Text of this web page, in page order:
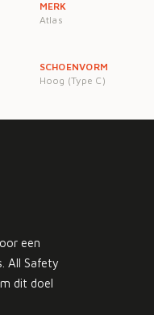
MERK
Atlas
SCHOENVORM
Hoog (Type C)
een
All Safety
dit doel